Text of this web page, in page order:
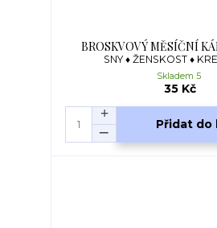
BROSKVOVÝ MĚSÍČNÍ
SNY ♦ ŽENSKOST ♦
35 Kč
Skladem 5
Přidat do